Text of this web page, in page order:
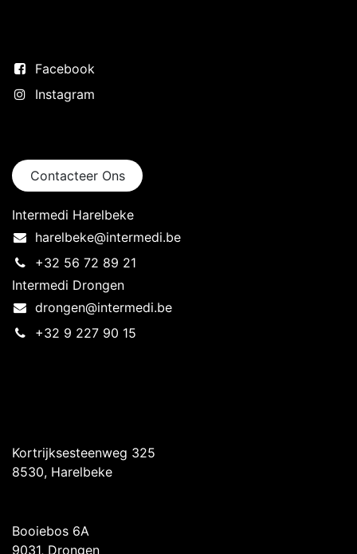
Facebook
Instagram
Contacteer Ons
Intermedi Harelbeke
harelbeke@intermedi.be
+32 56 72 89 21
Intermedi Drongen
drongen@intermedi.be
+32 9 227 90 15
Kortrijksesteenweg 325
8530, Harelbeke
Booiebos 6A
9031, Drongen